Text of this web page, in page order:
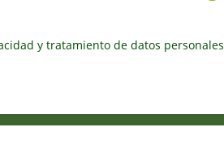
y tratamiento de datos personales